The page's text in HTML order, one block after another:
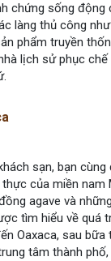
chứng sống
làng thủ công
phẩm truyền
lịch sử phục
sạn, bạn
của miền
agave và
tìm hiểu về quá
Oaxaca, sau
tâm thành